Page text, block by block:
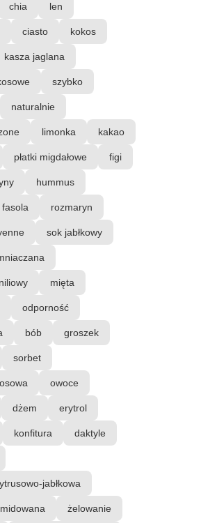
chia len
ciasto kokos
kasza jaglana
szybko
naturalnie
limonka kakao
płatki migdałowe figi
hummus
rozmaryn
sok jabłkowy
mięta
odporność
bób groszek
sorbet
owoce
dżem erytrol
konfitura daktyle
jabłkowa
żelowanie